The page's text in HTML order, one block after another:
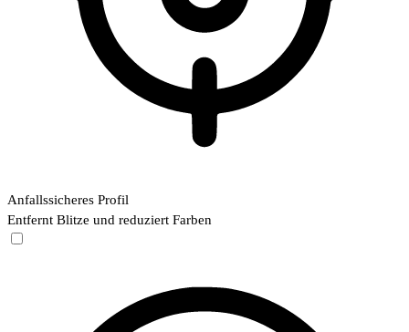
Anfallssicheres Profil
Entfernt Blitze und reduziert Farben